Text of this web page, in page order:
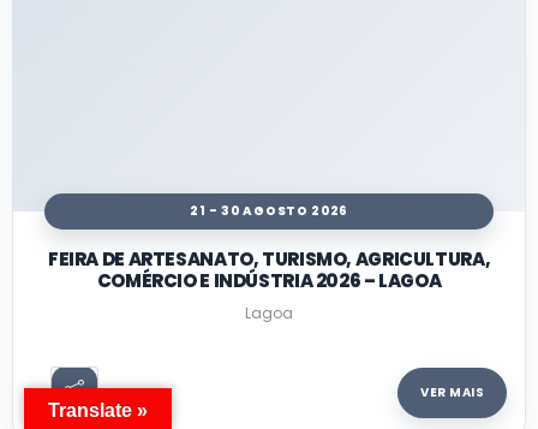
21 - 30 AGOSTO 2026
FEIRA DE ARTESANATO, TURISMO, AGRICULTURA,
COMÉRCIO E INDÚSTRIA 2026 – LAGOA
Lagoa
VER MAIS
Translate »